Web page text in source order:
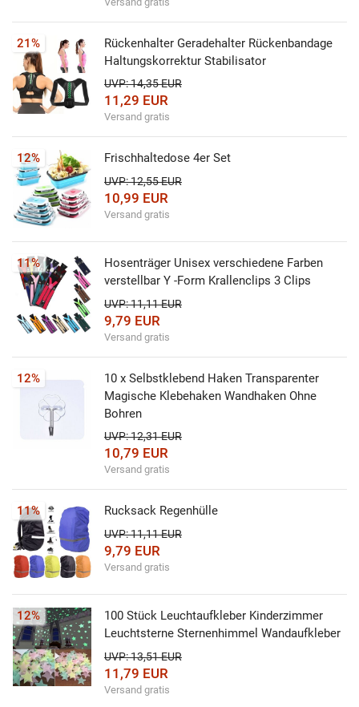
Rückenhalter Geradehalter Rückenbandage
Haltungskorrektur Stabilisator
UVP: 14,35 EUR
11,29 EUR
Versand gratis
21%
Frischhaltedose 4er Set
UVP: 12,55 EUR
10,99 EUR
Versand gratis
12%
Hosenträger Unisex verschiedene Farben
verstellbar Y -Form Krallenclips 3 Clips
UVP: 11,11 EUR
9,79 EUR
Versand gratis
11%
10 x Selbstklebend Haken Transparenter
Magische Klebehaken Wandhaken Ohne
Bohren
UVP: 12,31 EUR
10,79 EUR
Versand gratis
12%
Rucksack Regenhülle
UVP: 11,11 EUR
9,79 EUR
Versand gratis
11%
100 Stück Leuchtaufkleber Kinderzimmer
Leuchtsterne Sternenhimmel Wandaufkleber
UVP: 13,51 EUR
11,79 EUR
Versand gratis
12%